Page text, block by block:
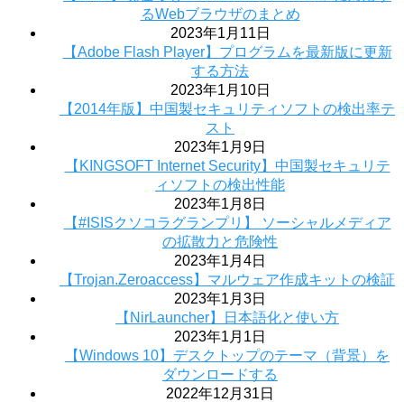
るWebブラウザのまとめ
2023年1月11日
【Adobe Flash Player】プログラムを最新版に更新
する方法
2023年1月10日
【2014年版】中国製セキュリティソフトの検出率テ
スト
2023年1月9日
【KINGSOFT Internet Security】中国製セキュリテ
ィソフトの検出性能
2023年1月8日
【#ISISクソコラグランプリ】 ソーシャルメディア
の拡散力と危険性
2023年1月4日
【Trojan.Zeroaccess】マルウェア作成キットの検証
2023年1月3日
【NirLauncher】日本語化と使い方
2023年1月1日
【Windows 10】デスクトップのテーマ（背景）を
ダウンロードする
2022年12月31日